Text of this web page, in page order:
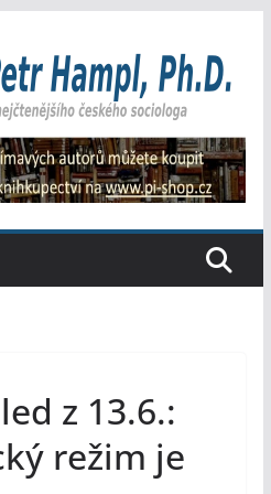
z 13.6.:
režim je